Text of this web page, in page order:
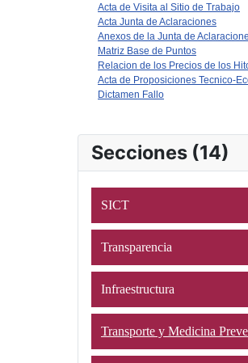
Acta de Visita al Sitio de Trabajo
Acta Junta de Aclaraciones
Anexos de la Junta de
Matriz Base de Puntos
Relacion de los Precios de los
Acta de Proposiciones Tecnico-
Dictamen Fallo
Secciones (14)
SICT
Transparencia
Infraestructura
Transporte y Medicina